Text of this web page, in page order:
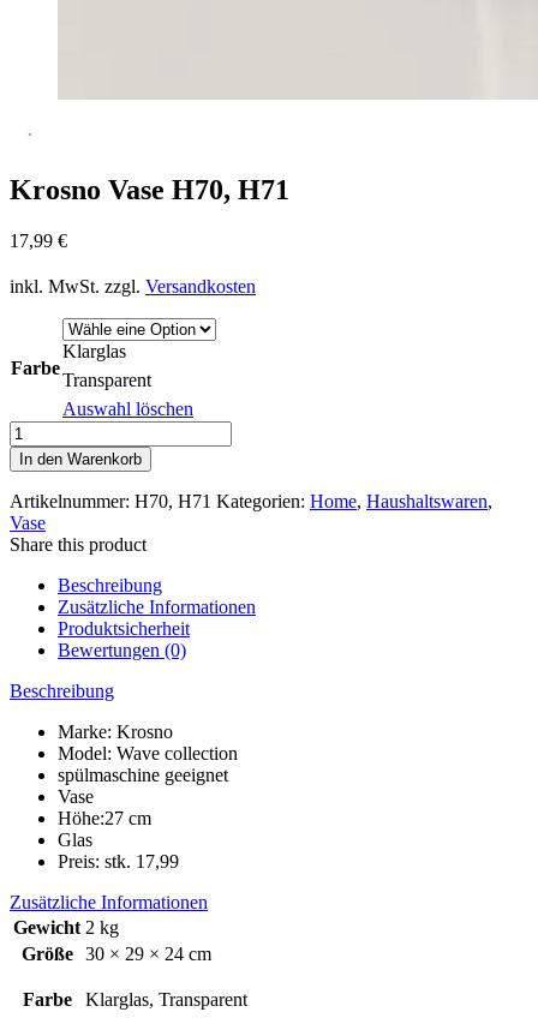
Krosno Vase H70, H71
17,99 €
inkl. MwSt. zzgl. Versandkosten
Farbe
Klarglas
Transparent
Auswahl löschen
Krosno
Vase
H70,
H71
Menge
In den Warenkorb
Artikelnummer: H70, H71 Kategorien: Home, Haushaltswaren,
Vase
Share this product
Beschreibung
Zusätzliche Informationen
Produktsicherheit
Bewertungen (0)
Beschreibung
Marke: Krosno
Model: Wave collection
spülmaschine geeignet
Vase
Höhe:27 cm
Glas
Preis: stk. 17,99
Zusätzliche Informationen
Gewicht 2 kg
Größe
30 × 29 × 24 cm
Farbe Klarglas, Transparent